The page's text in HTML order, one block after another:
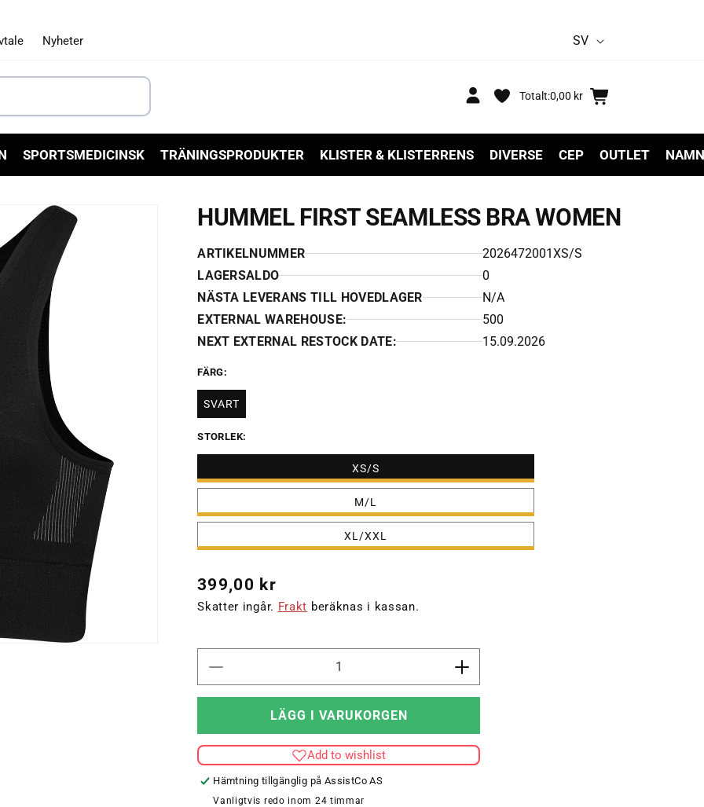
Nyheter
S
k
SV
Totalt:0,00 kr
Varukorg
SPORTSMEDICINSK TRÄNINGSPRODUKTER KLISTER & KLISTERRENS DIVERSE CEP OUTLET
HUMMEL FIRST SEAMLESS BRA WOMEN
ARTIKELNUMMER
2026472001XS/S
LAGERSALDO
0
NÄSTA LEVERANS TILL HOVEDLAGER
N/A
EXTERNAL WAREHOUSE:
500
NEXT EXTERNAL RESTOCK DATE:
15.09.2026
FÄRG:
SVART
STORLEK:
XS/S
M/L
XL/XXL
Ordinarie
pris
399,00 kr
Skatter ingår. Frakt beräknas i kassan.
kvantitet
HUMMEL
BRA
WOMEN
Öka
kvantitet
SEAMLESS
LÄGG I VARUKORGEN
Add to wishlist
Hämtning tillgänglig på AssistCo AS
Vanligtvis redo inom 24 timmar